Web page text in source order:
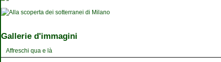
Gallerie d'immagini
Affreschi qua e là